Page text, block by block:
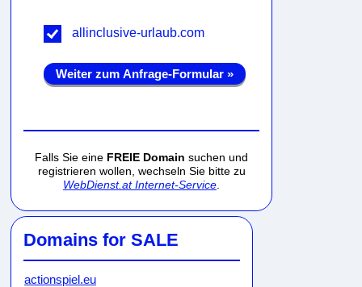
allinclusive-urlaub.com
Weiter zum Anfrage-Formular »
Falls Sie eine FREIE Domain suchen und
registrieren wollen, wechseln Sie bitte zu
WebDienst.at Internet-Service
Domains for SALE
actionspiel.eu